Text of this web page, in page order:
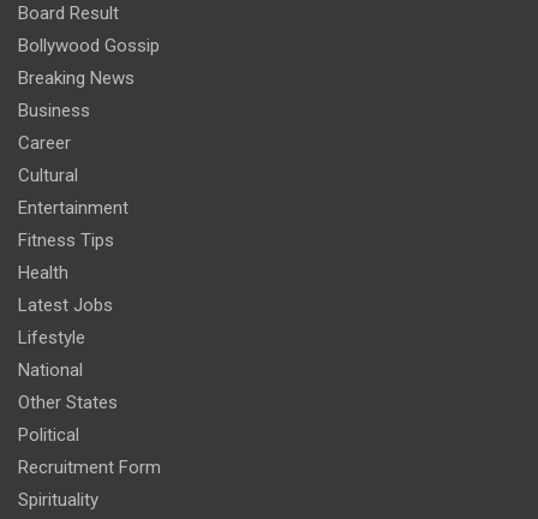
Board Result
Bollywood Gossip
Breaking News
Business
Career
Cultural
Entertainment
Fitness Tips
Health
Latest Jobs
Lifestyle
National
Other States
Political
Recruitment Form
Spirituality